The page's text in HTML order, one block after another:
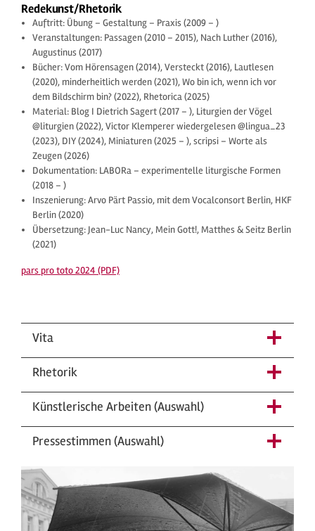
Redekunst/Rhetorik
Auftritt: Übung – Gestaltung – Praxis (2009 – )
Veranstaltungen: Passagen (2010 – 2015), Nach Luther (2016),
Augustinus (2017)
Bücher: Vom Hörensagen (2014), Versteckt (2016), Lautlesen
(2020), minderheitlich werden (2021), Wo bin ich, wenn ich vor
dem Bildschirm bin? (2022), Rhetorica (2025)
Material: Blog I Dietrich Sagert (2017 – ), Liturgien der Vögel
@liturgien (2022), Victor Klemperer wiedergelesen @lingua_23
(2023), DIY (2024), Miniaturen (2025 – ), scripsi – Worte als
Zeugen (2026)
Dokumentation: LABORa – experimentelle liturgische Formen
(2018 – )
Inszenierung: Arvo Pärt Passio, mit dem Vocalconsort Berlin, HKF
Berlin (2020)
Übersetzung: Jean-Luc Nancy, Mein Gott!, Matthes & Seitz Berlin
(2021)
pars pro toto 2024 (PDF)
Vita
Rhetorik
Künstlerische Arbeiten (Auswahl)
Pressestimmen (Auswahl)